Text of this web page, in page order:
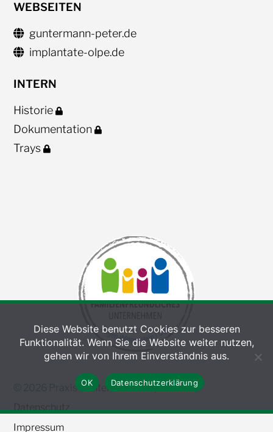
WEBSEITEN
guntermann-peter.de
implantate-olpe.de
INTERN
Historie
Dokumentation
Trays
© 2026 Praxis Guntermann – Olpe
Datenschutz
Impressum
Diese Website benutzt Cookies zur besseren
Funktionalität. Wenn Sie die Website weiter nutzen,
gehen wir von Ihrem Einverständnis aus.
OK Datenschutzerklärung